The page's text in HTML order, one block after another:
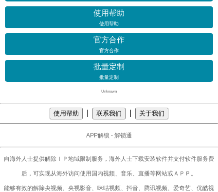
使用帮助
使用帮助
官方合作
官方合作
批量定制
批量定制
Unknown
使用帮助 联系我们 关于我们
APP解锁 - 解锁通
向海外人士提供解除ＩＰ地域限制服务，海外人士下载安装软件并支付软件服务费
后，可实现从海外访问使用国内视频、音乐、直播等网站或ＡＰＰ。
能够有效的解除央视频、央视影音、咪咕视频、抖音、腾讯视频、爱奇艺、优酷视